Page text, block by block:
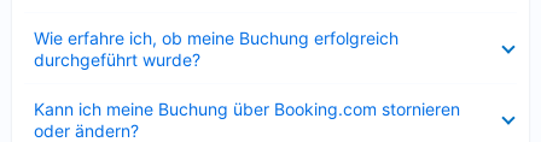
Wie erfahre ich, ob meine Buchung erfolgreich
durchgeführt wurde?
Kann ich meine Buchung über Booking.com stornieren
oder ändern?